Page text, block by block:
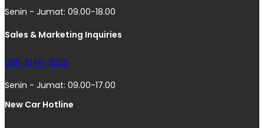
Senin - Jumat: 09.00-18.00
Sales & Marketing Inquiries
0811-8140-8326
Senin - Jumat: 09.00-17.00
New Car Hotline